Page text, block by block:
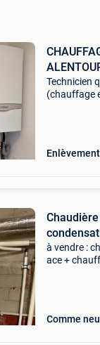
Technicien
(chauffage
Enlèvement
à vendre :
ace +
Comme